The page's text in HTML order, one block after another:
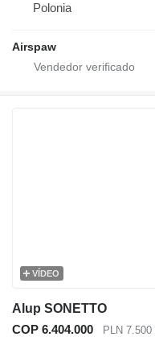
Polonia
Airspaw
VÍDEO
Alup SONETTO
COP 6.404.000
PLN 7.500